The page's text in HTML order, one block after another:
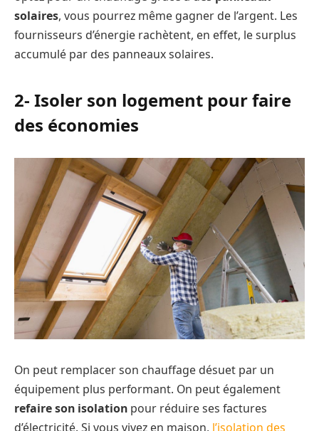
solaires, vous pourrez même gagner de l’argent. Les
fournisseurs d’énergie rachètent, en effet, le surplus
accumulé par des panneaux solaires.
2- Isoler son logement pour faire
des économies
On peut remplacer son chauffage désuet par un
équipement plus performant. On peut également
refaire son isolation pour réduire ses factures
d’électricité. Si vous vivez en maison, l’isolation des